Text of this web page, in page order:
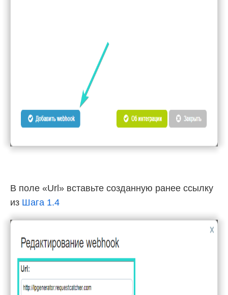
В поле «Url» вставьте созданную ранее ссылку
из Шага 1.4